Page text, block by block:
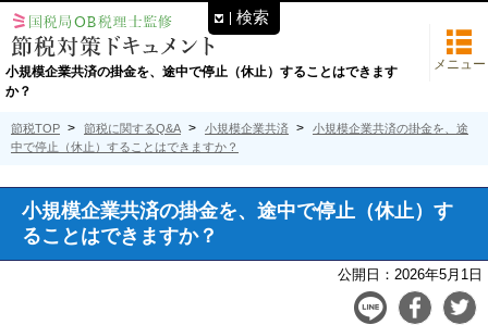
小規模企業共済の掛金を、途中で停止（休止）することはできます
か？
メニュー
節税TOP 節税に関するQ&A 小規模企業共済
小規模企業共済の掛金を、途
中で停止（休止）することはできますか？
小規模企業共済の掛金を、途中で停止（休止）す
ることはできますか？
公開日： 2026年5月1日
検索